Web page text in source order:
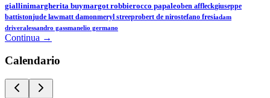
giallinimargherita buymargot robbierocco papaleoben affleckgiuseppe
battistonjude lawmatt damonmeryl streeprobert de nirostefano fresiadam
driveralessandro gassmanelio germano
Continua →
Calendario